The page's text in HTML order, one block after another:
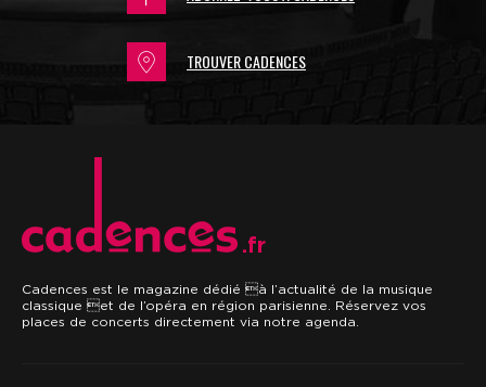
TROUVER CADENCES
.fr
Cadences est le magazine dédié à l’actualité de la musique
classique et de l’opéra en région parisienne. Réservez vos
places de concerts directement via notre agenda.